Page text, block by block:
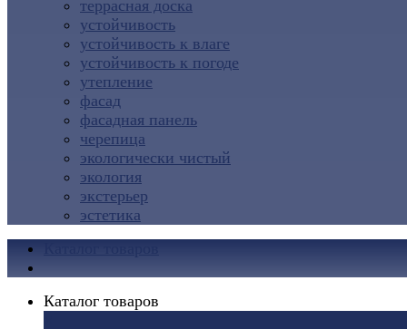
террасная доска
устойчивость
устойчивость к влаге
устойчивость к погоде
утепление
фасад
фасадная панель
черепица
экологически чистый
экология
экстерьер
эстетика
Каталог товаров